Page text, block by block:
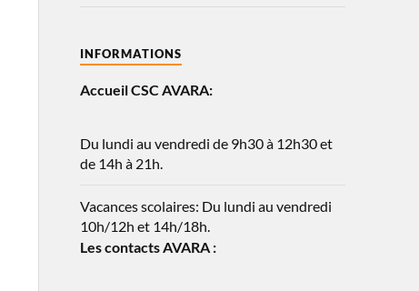
INFORMATIONS
Accueil CSC AVARA:
Du lundi au vendredi de 9h30 à 12h30 et
de 14h à 21h.
Vacances scolaires: Du lundi au vendredi
10h/12h et 14h/18h.
Les contacts AVARA :